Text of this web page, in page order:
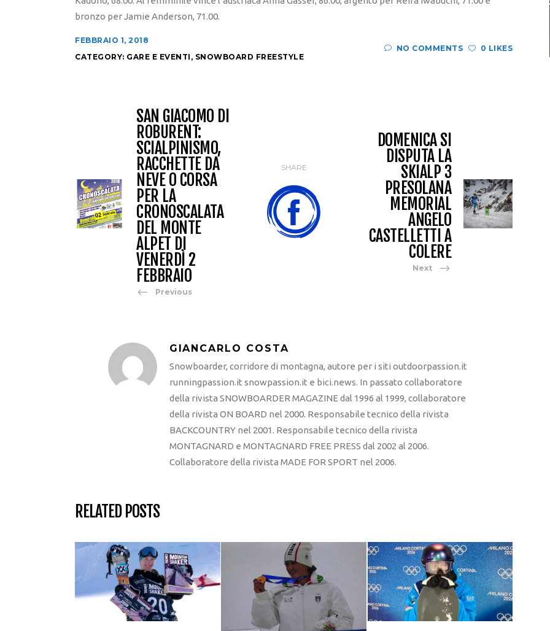
bronzo per Jamie Anderson, 71.00.
FEBBRAIO 1, 2018
CATEGORY: GARE E EVENTI , SNOWBOARD FREESTYLE
NO COMMENTS 0 LIKES
SAN GIACOMO DI
ROBURENT:
SCIALPINISMO,
RACCHETTE DA
NEVE O CORSA
PER LA
CRONOSCALATA
DEL MONTE
ALPET DI
VENERDÌ 2
FEBBRAIO
Previous
SHARE
DOMENICA SI
DISPUTA LA
SKIALP 3
PRESOLANA
MEMORIAL
ANGELO
CASTELLETTI A
COLERE
Next
GIANCARLO COSTA
Snowboarder, corridore di montagna, autore per i siti outdoorpassion.it
runningpassion.it snowpassion.it e bici.news. In passato collaboratore
della rivista SNOWBOARDER MAGAZINE dal 1996 al 1999, collaboratore
della rivista ON BOARD nel 2000. Responsabile tecnico della rivista
BACKCOUNTRY nel 2001. Responsabile tecnico della rivista
MONTAGNARD e MONTAGNARD FREE PRESS dal 2002 al 2006.
Collaboratore della rivista MADE FOR SPORT nel 2006.
RELATED POSTS